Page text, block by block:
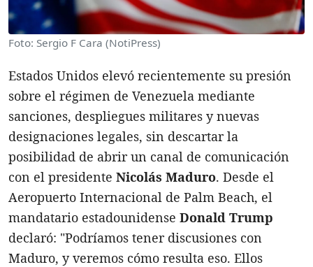
Foto: Sergio F Cara (NotiPress)
Estados Unidos elevó recientemente su presión
sobre el régimen de Venezuela mediante
sanciones, despliegues militares y nuevas
designaciones legales, sin descartar la
posibilidad de abrir un canal de comunicación
con el presidente Nicolás Maduro. Desde el
Aeropuerto Internacional de Palm Beach, el
mandatario estadounidense Donald Trump
declaró: "Podríamos tener discusiones con
Maduro, y veremos cómo resulta eso. Ellos